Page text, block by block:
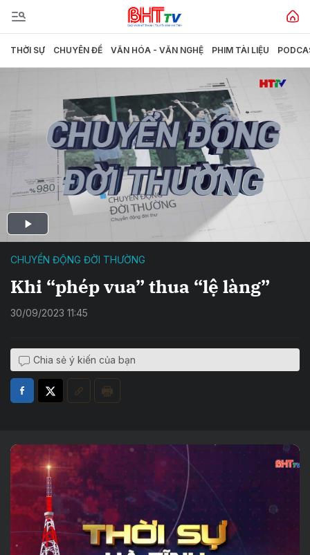
THỜI SỰ CHUYÊN ĐỀ VĂN HÓA - VĂN NGHỆ PHIM TÀI LIỆU
CHUYỂN ĐỘNG ĐỜI THƯỜNG
Khi “phép vua” thua “lệ làng”
30/09/2023 11:45
Chia sẻ ý kiến của bạn